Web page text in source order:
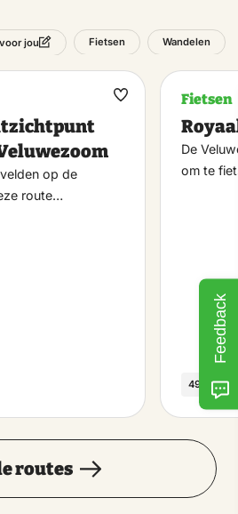
jou Fietsen Wandelen
op de
route…
Maak
Fietsen
De
om te
49 km
routes
Feedback